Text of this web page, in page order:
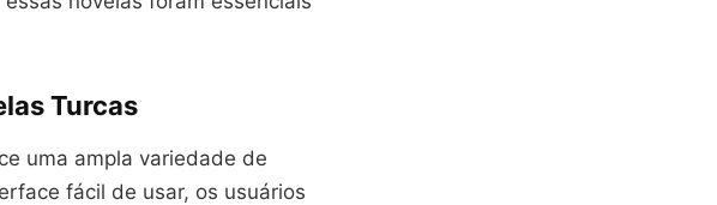
Turcas
uma ampla variedade de
fácil de usar, os usuários